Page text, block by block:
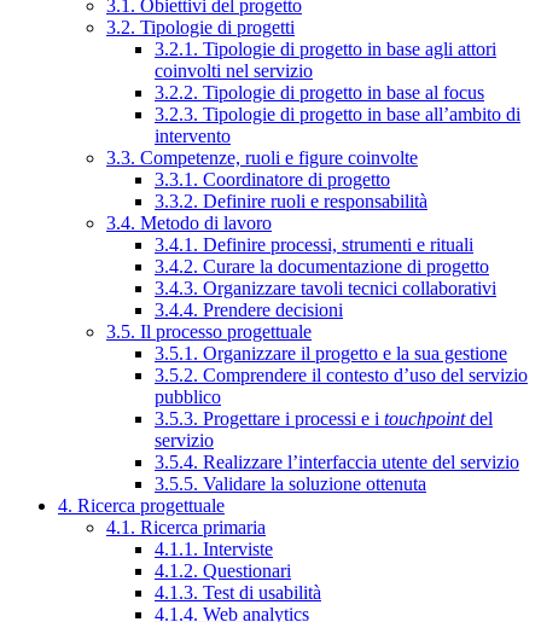
3.1. Obiettivi del progetto
3.2. Tipologie di progetti
3.2.1. Tipologie di progetto in base agli attori
coinvolti nel servizio
3.2.2. Tipologie di progetto in base al focus
3.2.3. Tipologie di progetto in base all’ambito di
intervento
3.3. Competenze, ruoli e figure coinvolte
3.3.1. Coordinatore di progetto
3.3.2. Definire ruoli e responsabilità
3.4. Metodo di lavoro
3.4.1. Definire processi, strumenti e rituali
3.4.2. Curare la documentazione di progetto
3.4.3. Organizzare tavoli tecnici collaborativi
3.4.4. Prendere decisioni
3.5. Il processo progettuale
3.5.1. Organizzare il progetto e la sua gestione
3.5.2. Comprendere il contesto d’uso del servizio
pubblico
3.5.3. Progettare i processi e i touchpointdel
servizio
3.5.4. Realizzare l’interfaccia utente del servizio
3.5.5. Validare la soluzione ottenuta
4. Ricerca progettuale
4.1. Ricerca primaria
4.1.1. Interviste
4.1.2. Questionari
4.1.3. Test di usabilità
4.1.4. Web analytics